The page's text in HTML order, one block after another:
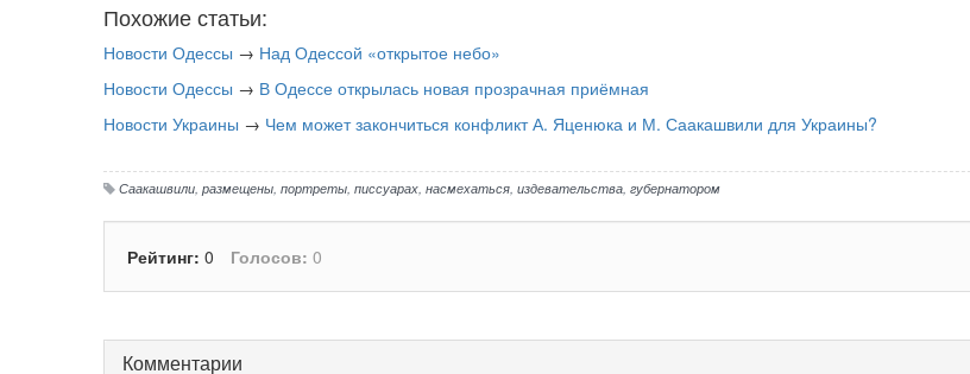
Похожие статьи:
Новости Одессы → Над Одессой «открытое небо»
Новости Одессы → В Одессе открылась новая прозрачная приёмная
Новости Украины → Чем может закончиться конфликт А. Яценюка и М. Саакашвили для Украины?
Саакашвили размещены портреты писсуарах насмехаться издевательства губернатором
Рейтинг: 0 Голосов: 0
Комментарии